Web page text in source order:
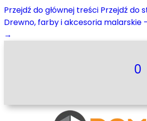
Przejdź do głównej treści Przejdź do
Drewno, farby i akcesoria malarskie
→
0